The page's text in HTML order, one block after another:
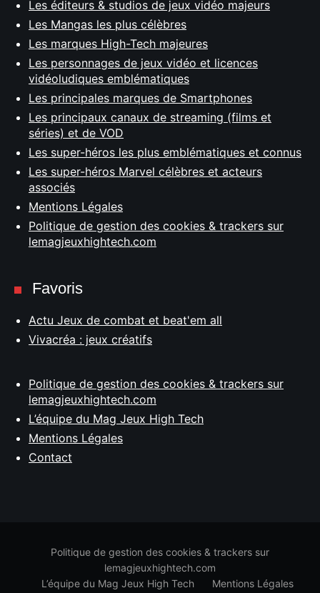
Les éditeurs & studios de jeux vidéo majeurs
Les Mangas les plus célèbres
Les marques High-Tech majeures
Les personnages de jeux vidéo et licences
vidéoludiques emblématiques
Les principales marques de Smartphones
Les principaux canaux de streaming (films et
séries) et de VOD
Les super-héros les plus emblématiques et connus
Les super-héros Marvel célèbres et acteurs
associés
Mentions Légales
Politique de gestion des cookies & trackers sur
lemagjeuxhightech.com
Favoris
Actu Jeux de combat et beat'em all
Vivacréa : jeux créatifs
Politique de gestion des cookies & trackers sur
lemagjeuxhightech.com
L’équipe du Mag Jeux High Tech
Mentions Légales
Contact
Politique de gestion des cookies & trackers sur
lemagjeuxhightech.com
L’équipe du Mag Jeux High Tech
Mentions Légales